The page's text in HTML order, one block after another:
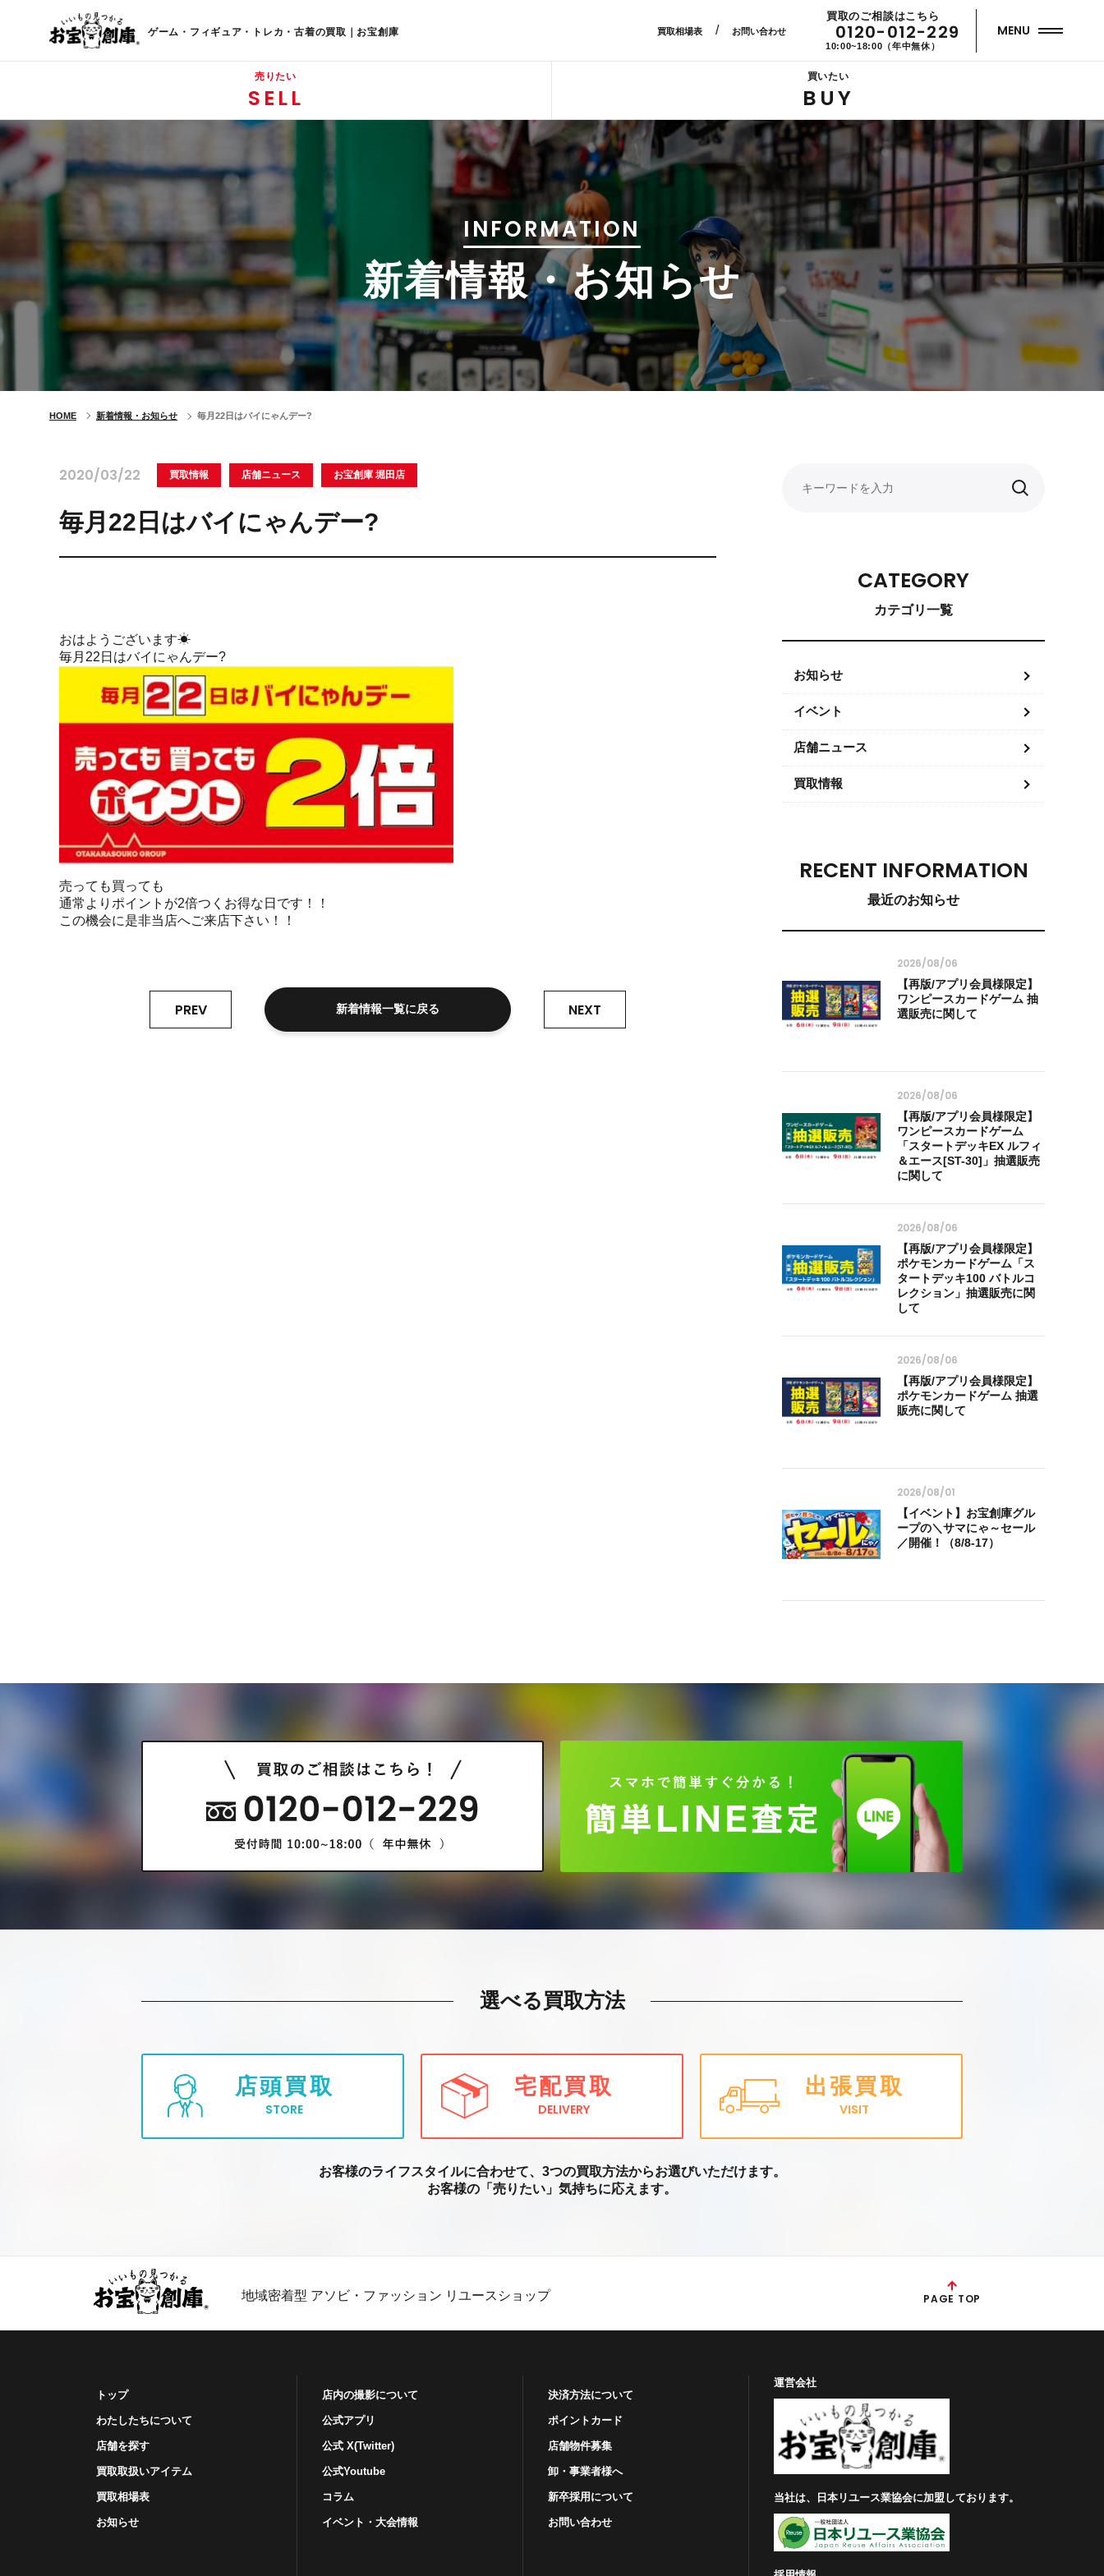
ゲーム・フィギュア・トレカ・古着の買取｜お宝創庫 買取相場表/ お問い合わせ
買取のご相談はこちら
0120-012-229
10:00~18:00（年中無休）
MENU
売りたい
SELL
買いたい
BUY
INFORMATION
新着情報・お知らせ
HOME 新着情報・お知らせ 毎月22日はバイにゃんデー?
2020/03/22 買取情報 店舗ニュース お宝創庫 堀田店
毎月22日はバイにゃんデー?
おはようございます☀
毎月22日はバイにゃんデー?
売っても買っても
通常よりポイントが2倍つくお得な日です！！
この機会に是非当店へご来店下さい！！
PREV 新着情報一覧に戻る NEXT
CATEGORY
カテゴリ一覧
お知らせ
イベント
店舗ニュース
買取情報
RECENT INFORMATION
最近のお知らせ
2026/08/06
【再版/アプリ会員様限定】
ワンピースカードゲーム 抽
選販売に関して
2026/08/06
【再版/アプリ会員様限定】
ワンピースカードゲーム
「スタートデッキEX ルフィ
＆エース[ST-30]」抽選販売
に関して
2026/08/06
【再版/アプリ会員様限定】
ポケモンカードゲーム「ス
タートデッキ100 バトルコ
レクション」抽選販売に関
して
2026/08/06
【再版/アプリ会員様限定】
ポケモンカードゲーム 抽選
販売に関して
2026/08/01
【イベント】お宝創庫グル
ープの＼サマにゃ～セール
／開催！（8/8-17）
選べる買取方法
店頭買取
STORE
宅配買取
DELIVERY
出張買取
VISIT
お客様のライフスタイルに合わせて、3つの買取方法からお選びいただけます。
お客様の「売りたい」気持ちに応えます。
地域密着型 アソビ・ファッション リユースショップ PAGE TOP
トップ
わたしたちについて
店舗を探す
買取取扱いアイテム
買取相場表
お知らせ
店内の撮影について
公式アプリ
公式 X(Twitter)
公式Youtube
コラム
イベント・⼤会情報
決済方法について
ポイントカード
店舗物件募集
卸・事業者様へ
新卒採用について
お問い合わせ
運営会社
当社は、日本リユース業協会に加盟しております。